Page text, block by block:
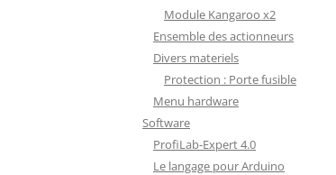
Module Kangaroo x2
Ensemble des actionneurs
Divers materiels
Protection : Porte fusible
Menu hardware
Software
ProfiLab-Expert 4.0
Le langage pour Arduino